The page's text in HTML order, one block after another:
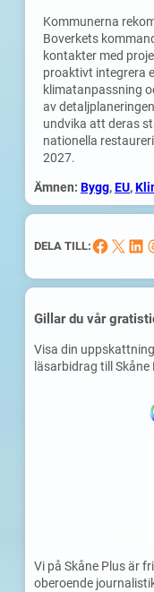
Kommunerna
Boverkets
kontakter med
proaktivt integrera
klimatanpassning
av
undvika att deras
nationella
2027.
Ämnen: Bygg, EU,
DELA TILL:Dela på Facebook Dela på X Dela på LinkedIn Dela på Threads
Gillar du vår
Visa din
läsarbidrag till Skåne
Vi på Skåne Plus är
oberoende